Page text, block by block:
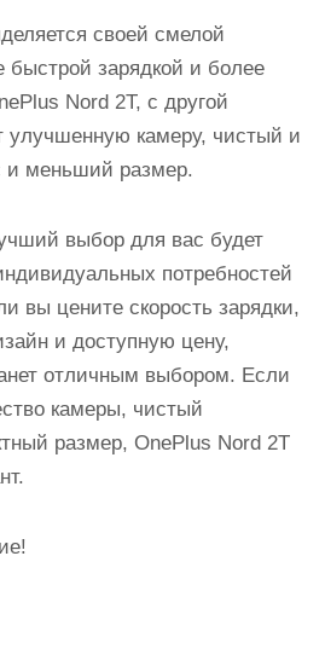
своей смелой
быстрой зарядкой и более
Nord 2T, с другой
улучшенную камеру, чистый и
и меньший размер.
выбор для вас будет
потребностей
вы цените скорость зарядки,
и доступную цену,
отличным выбором. Если
камеры, чистый
размер, OnePlus Nord 2T